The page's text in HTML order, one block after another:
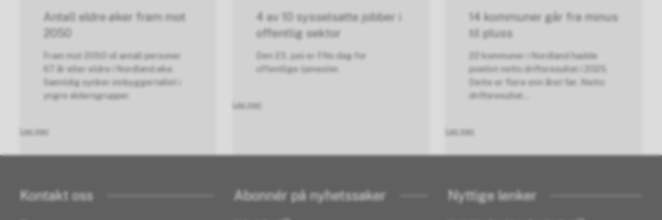
Antall eldre øker fram mot
2050
Fram mot 2050 vil antall personer
67 år eller eldre i Nordland øke.
Samtidig synker innbyggertallet i
yngre aldersgrupper.
Les mer
4 av 10 sysselsatte jobber i
offentlig sektor
Den 23. juni er FNs dag for
offentlige tjenester.
Les mer
14 kommuner går fra minus
til pluss
22 kommuner i Nordland hadde
positivt netto driftsresultat i 2025.
Dette er flere enn året før. Netto
driftsresultat...
Les mer
Kontakt oss Abonnér på nyhetssaker Nyttige lenker